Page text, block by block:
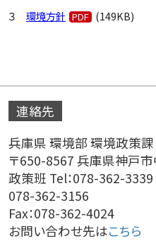
３ 環境方針 (149KB)
連絡先
兵庫県 環境部 環境政策課
〒650-8567 兵庫県神戸
政策班 Tel：078-362-
078-362-3156
Fax：078-362-4024
お問い合わせ先はこちら